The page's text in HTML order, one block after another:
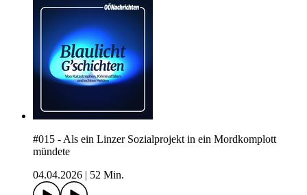
#015 - Als ein Linzer Sozialprojekt in ein Mordkomplott
mündete
04.04.2026
52 Min.